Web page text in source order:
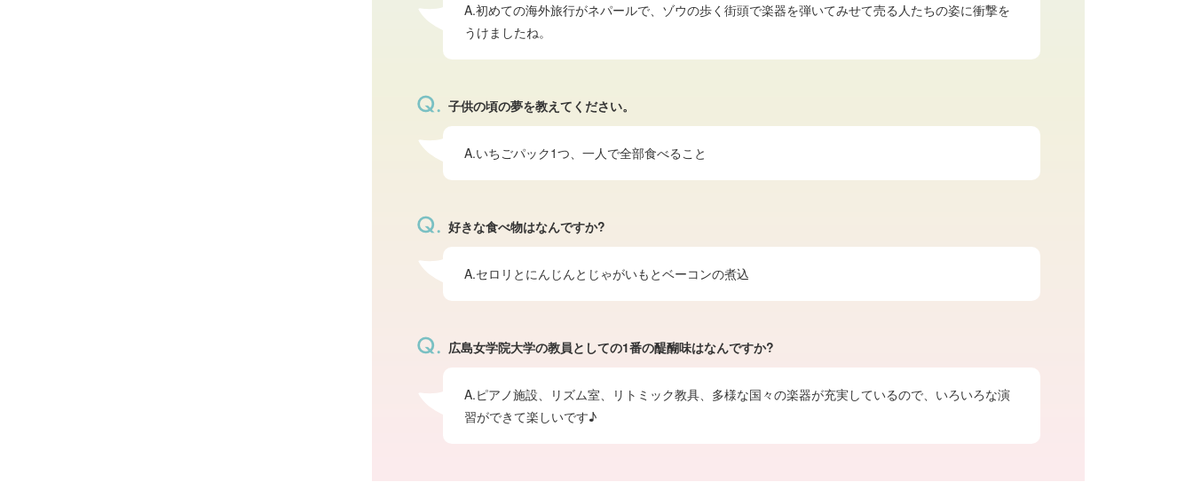
A.初めての海外旅行がネパールで、ゾウの歩く街頭で楽器を弾いてみせて売る人たちの姿に衝撃を
うけましたね。
子供の頃の夢を教えてください。
A.いちごパック1つ、一人で全部食べること
好きな食べ物はなんですか?
A.セロリとにんじんとじゃがいもとベーコンの煮込
広島女学院大学の教員としての1番の醍醐味はなんですか?
A.ピアノ施設、リズム室、リトミック教具、多様な国々の楽器が充実しているので、いろいろな演
習ができて楽しいです♪